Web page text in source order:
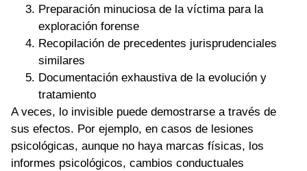
Preparación minuciosa de la víctima para la
exploración forense
Recopilación de precedentes jurisprudenciales
similares
Documentación exhaustiva de la evolución y
tratamiento
A veces, lo invisible puede demostrarse a través de
sus efectos. Por ejemplo, en casos de lesiones
psicológicas, aunque no haya marcas físicas, los
informes psicológicos, cambios conductuales